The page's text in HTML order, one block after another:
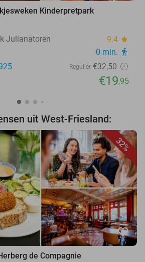
Kinderpretpark
Julianatoren
9.4 star
0 min. directions_walk
Regulier €32,50
€19,95
uit West-Friesland:
32%
favorite_border
de Compagnie